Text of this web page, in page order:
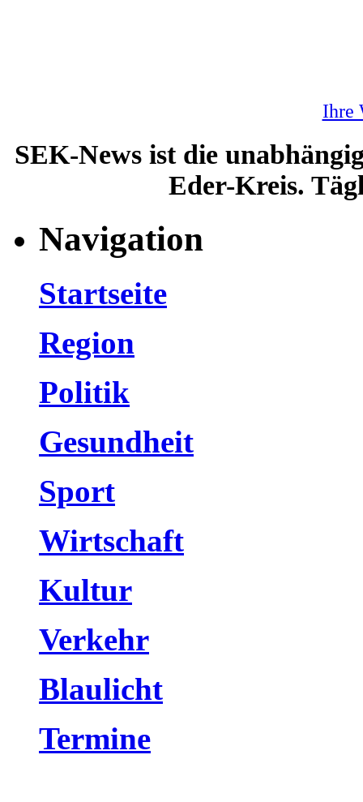
Ihre
SEK-News ist die
Eder-Kreis.
Navigation
Startseite
Region
Politik
Gesundheit
Sport
Wirtschaft
Kultur
Verkehr
Blaulicht
Termine